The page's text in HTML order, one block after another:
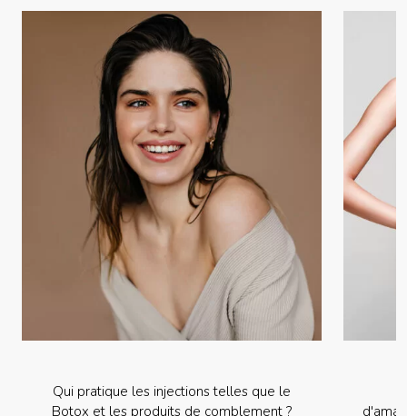
Qui pratique les injections telles que le
Botox et les produits de comblement ?